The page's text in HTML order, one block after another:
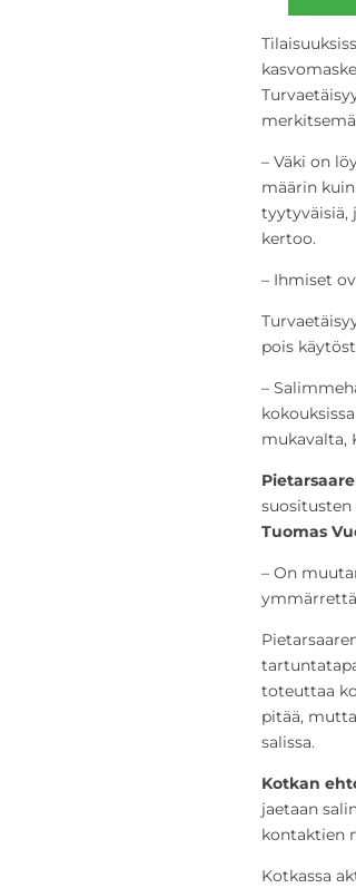
– Väki on
määrin
tyytyväisiä,
kertoo.
– Ihmiset
pois
–
mukavalta,
suositusten
Tuomas
– On
toteuttaa
pitää,
salissa.
Kotkan
jaetaan
kontaktien
Kotkassa